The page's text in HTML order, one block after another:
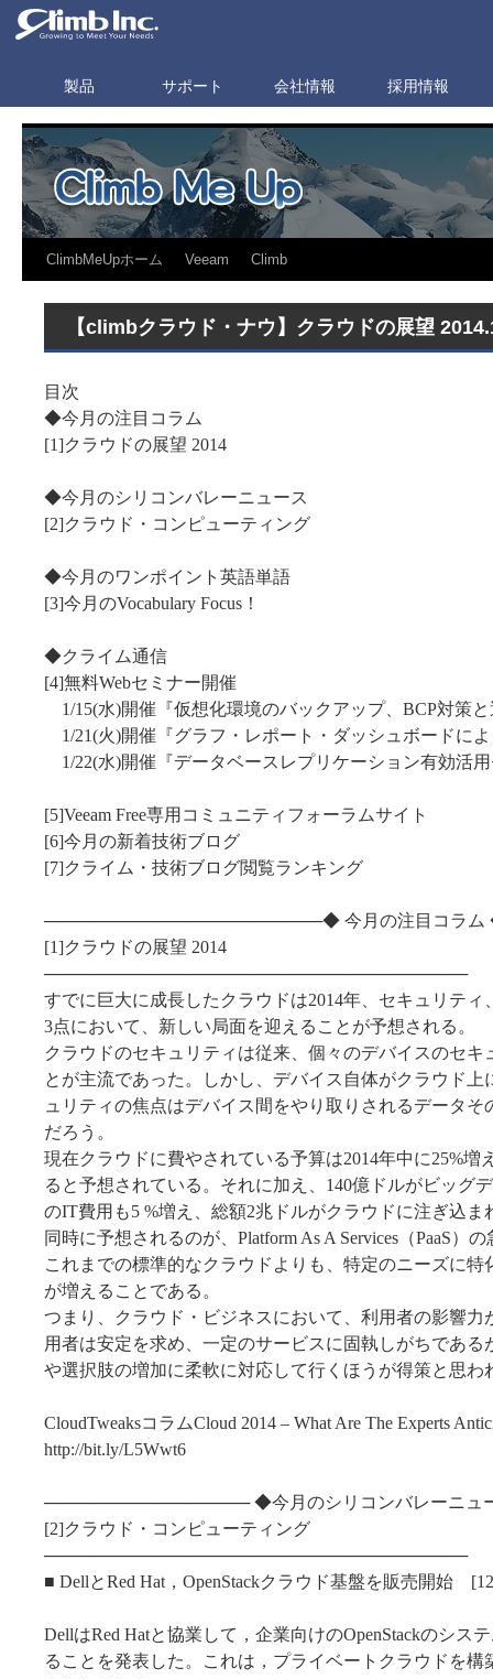
製品 サポート 会社情報 採用情報
ClimbMeUpホーム Veeam Climb
【climbクラウド・ナウ】クラウドの展望
目次
◆今月の注目コラム
[1]クラウドの展望 2014
◆今月のシリコンバレーニュース
[2]クラウド・コンピューティング
◆今月のワンポイント英語単語
[3]今月のVocabulary Focus！
◆クライム通信
[4]無料Webセミナー開催
1/15(水)開催『仮想化環境のバックアップ、BCP対策
1/21(火)開催『グラフ・レポート・ダッシュボードに
1/22(水)開催『データベースレプリケーション有効活
[5]Veeam Free専用コミュニティフォーラムサイト
[6]今月の新着技術ブログ
[7]クライム・技術ブログ閲覧ランキング
───────────────────────◆ 今月の注目コラ
[1]クラウドの展望 2014
───────────────────────────────────
すでに巨大に成長したクラウドは2014年、セキュリティ
3点において、新しい局面を迎えることが予想される。
クラウドのセキュリティは従来、個々のデバイスのセキ
とが主流であった。しかし、デバイス自体がクラウド上
ュリティの焦点はデバイス間をやり取りされるデータそ
だろう。
現在クラウドに費やされている予算は2014年中に25%増
ると予想されている。それに加え、140億ドルがビッグ
のIT費用も5 %増え、総額2兆ドルがクラウドに注ぎ込ま
同時に予想されるのが、Platform As A Services（PaaS）
これまでの標準的なクラウドよりも、特定のニーズに特
が増えることである。
つまり、クラウド・ビジネスにおいて、利用者の影響力
用者は安定を求め、一定のサービスに固執しがちである
や選択肢の増加に柔軟に対応して行くほうが得策と思わ
CloudTweaksコラムCloud 2014 – What Are The Experts
http://bit.ly/L5Wwt6
───────────────── ◆今月のシリコンバレーニュ
[2]クラウド・コンピューティング
───────────────────────────────────
■ DellとRed Hat，OpenStackクラウド基盤を販売開始
DellはRed Hatと協業して，企業向けのOpenStackのシス
ることを発表した。これは，プライベートクラウドを構